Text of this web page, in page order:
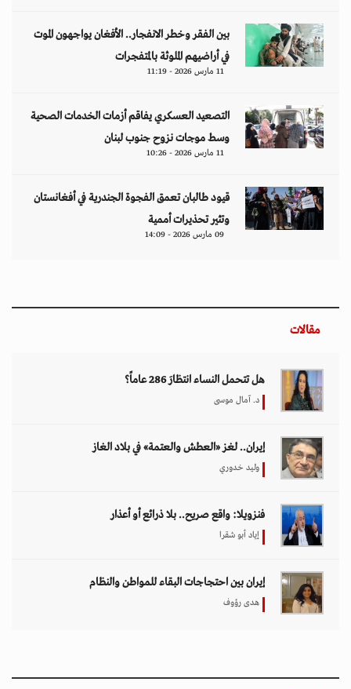
بين الفقر وخطر الانفجار.. الأفغان يواجهون الموت
في أراضيهم الملوثة بالمتفجرات
11 مارس 2026 - 11:19
التصعيد العسكري يفاقم أزمات الخدمات الصحية
وسط موجات نزوح جنوب لبنان
11 مارس 2026 - 10:26
قيود طالبان تعمق الفجوة الجندرية في أفغانستان
وتثير تحذيرات أممية
09 مارس 2026 - 14:09
مقالات
هل تتحمل النساء انتظارَ 286 عاماً؟
د. آمال موسى
إيران.. لغز «العطش والعتمة» في بلاد الغاز
وليد خدوري
فنزويلا: واقع صريح.. بلا ذرائع أو أعذار
إياد أبو شقرا
إيران بين احتجاجات البقاء للمواطن والنظام
هدى رؤوف